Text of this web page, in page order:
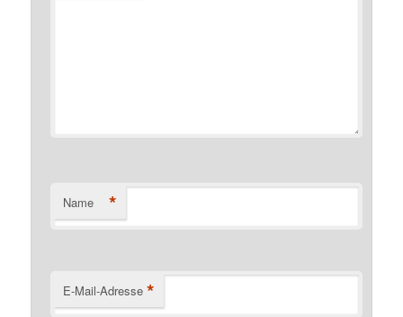
Name *
E-Mail-Adresse *